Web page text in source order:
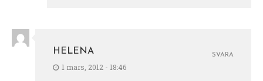
HELENA
1 mars, 2012 - 18:46
SVARA